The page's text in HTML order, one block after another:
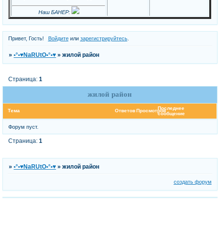
Наш БАНЕР:
Привет, Гость! Войдитеили зарегистрируйтесь.
»•°•♥NaRUtO•°•♥ »жилой район
жилой район
Страница:1
Тема ОтветовПросмотровПоследнее
сообщение
Форум пуст.
Страница:1
»•°•♥NaRUtO•°•♥ »жилой район
создать форум